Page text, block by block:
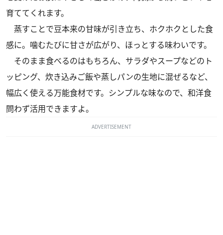
育ててくれます。
蒸すことで豆本来の甘味が引き立ち、ホクホクとした食
感に。噛むたびに甘さが広がり、ほっとする味わいです。
そのまま食べるのはもちろん、サラダやスープなどのト
ッピング、炊き込みご飯や蒸しパンの生地に混ぜるなど、
幅広く使える万能食材です。シンプルな味なので、和洋食
問わず活用できますよ。
ADVERTISEMENT